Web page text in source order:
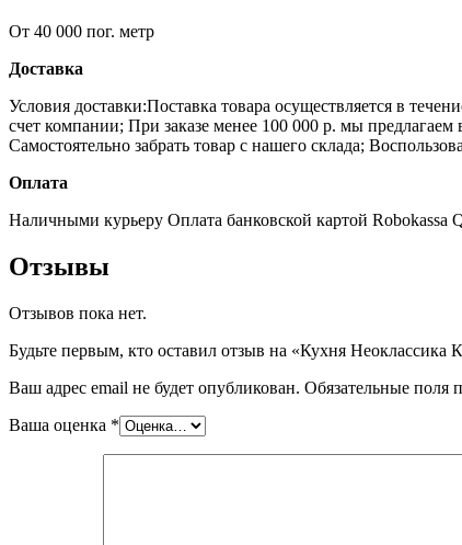
От 40 000 пог. метр
Доставка
Условия доставки:Поставка товара осуществляется в
счет компании; При заказе менее 100 000 р. мы
Самостоятельно забрать товар с нашего склада;
Оплата
Наличными курьеру Оплата банковской картой Robokassa
Отзывы
Отзывов пока нет.
Будьте первым, кто оставил отзыв на «Кухня Неоклассика
Ваш адрес email не будет опубликован. Обязательные поля
Ваша оценка *